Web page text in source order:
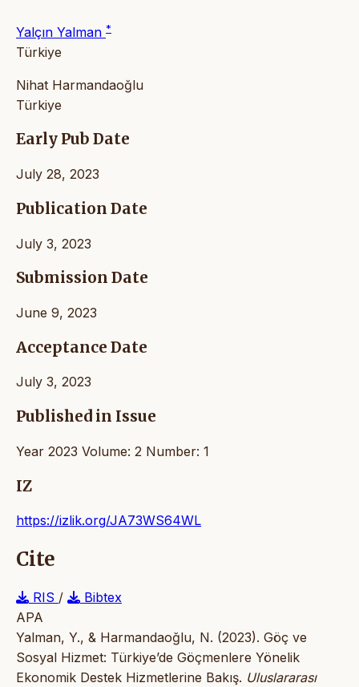
Yalçın Yalman *
Türkiye
Nihat Harmandaoğlu
Türkiye
Early Pub Date
July 28, 2023
Publication Date
July 3, 2023
Submission Date
June 9, 2023
Acceptance Date
July 3, 2023
Published in Issue
Year 2023 Volume: 2 Number: 1
IZ
https://izlik.org/JA73WS64WL
Cite
RIS /
Bibtex
APA
Yalman, Y., & Harmandaoğlu, N. (2023). Göç ve
Sosyal Hizmet: Türkiye’de Göçmenlere Yönelik
Ekonomik Destek Hizmetlerine Bakış. Uluslararası